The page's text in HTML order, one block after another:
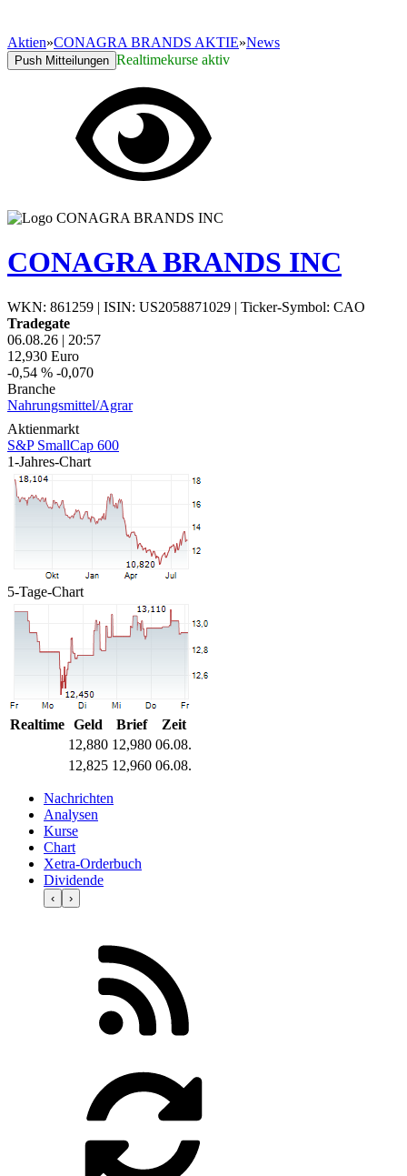
Aktien»CONAGRA BRANDS AKTIE»News
Push Mitteilungen Realtimekurse aktiv
CONAGRA BRANDS INC
WKN: 861259 | ISIN: US2058871029 | Ticker-Symbol: CAO
Tradegate
06.08.26 | 20:57
12,930 Euro
-0,54 % -0,070
Branche
Nahrungsmittel/Agrar
Aktienmarkt
S&P SmallCap 600
1-Jahres-Chart
5-Tage-Chart
Realtime Geld Brief
Zeit
12,880 12,980 06.08.
12,825 12,960 06.08.
Nachrichten
Analysen
Kurse
Chart
Xetra-Orderbuch
Dividende
‹ ›